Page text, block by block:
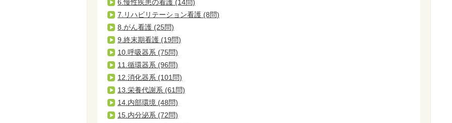
6.慢性疾患の看護 (14問)
7.リハビリテーション看護 (8問)
8.がん看護 (25問)
9.終末期看護 (19問)
10.呼吸器系 (75問)
11.循環器系 (96問)
12.消化器系 (101問)
13.栄養代謝系 (61問)
14.内部環境 (48問)
15.内分泌系 (72問)